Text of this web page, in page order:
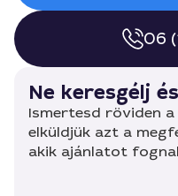
06
Ne keresgélj
Ismertesd röviden
elküldjük azt a
akik ajánlatot